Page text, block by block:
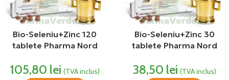
Bio-Seleniu+Zinc 120
tablete Pharma Nord
105,80 lei (TVA inclus)
Bio-Seleniu+Zinc 30
tablete Pharma Nord
38,50 lei (TVA inclus)